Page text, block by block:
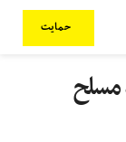
حمایت
مسلح